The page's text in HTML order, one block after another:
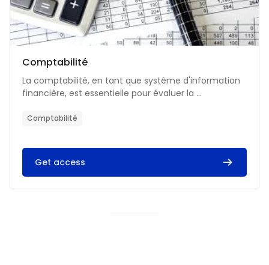
Catégorie de cours
Nom du cours
Comptabilité
Résumé du cours :
La comptabilité, en tant que système d'information
financière, est essentielle pour évaluer la ...
Comptabilité
Get access